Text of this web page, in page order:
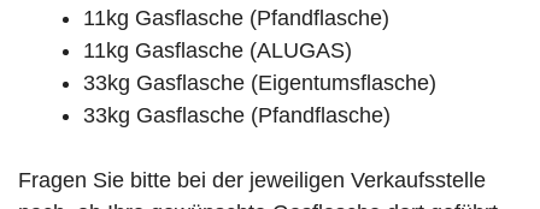
11kg Gasflasche (Pfandflasche)
11kg Gasflasche (ALUGAS)
33kg Gasflasche (Eigentumsflasche)
33kg Gasflasche (Pfandflasche)
Fragen Sie bitte bei der jeweiligen Verkaufsstelle